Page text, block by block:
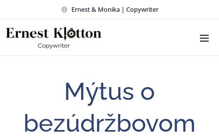
Ernest & Monika | Copywriter
Mýtus o
bezúdržbovom